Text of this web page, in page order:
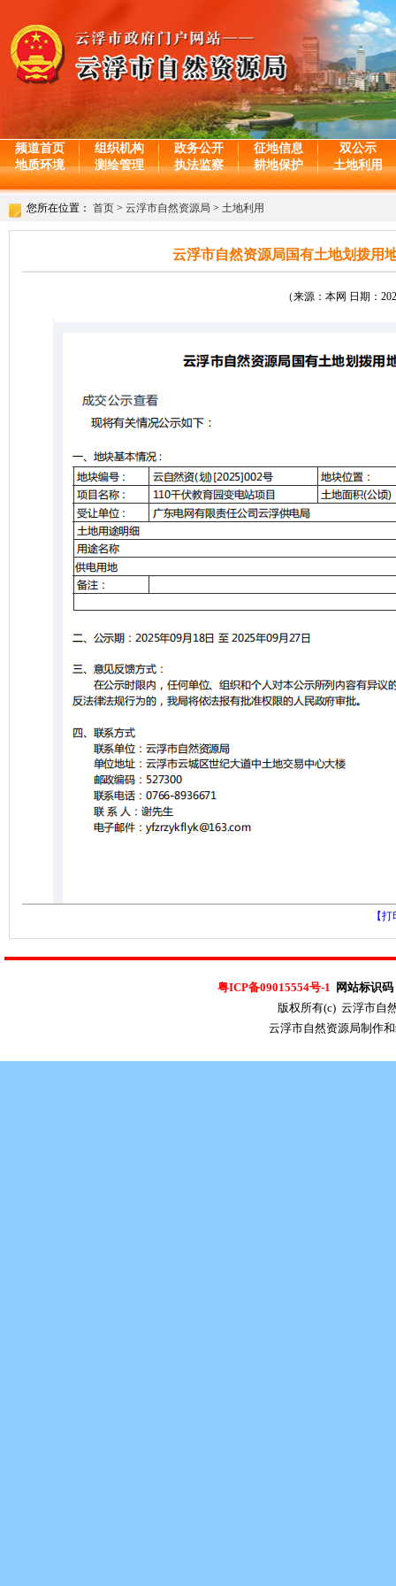
频道首页 组织机构 政务公开 征地信息
双公示
地质环境
测绘管理 执法监察 耕地保护 土地利用
您所在位置： 首页 > 云浮市自然资源局 > 土地利用
云浮市自然资源局国有土地划拨用
（来源：本网 日期：
【
粤ICP备09015554号-1 网站标识
版权所有(c) 云浮市自
云浮市自然资源局制作